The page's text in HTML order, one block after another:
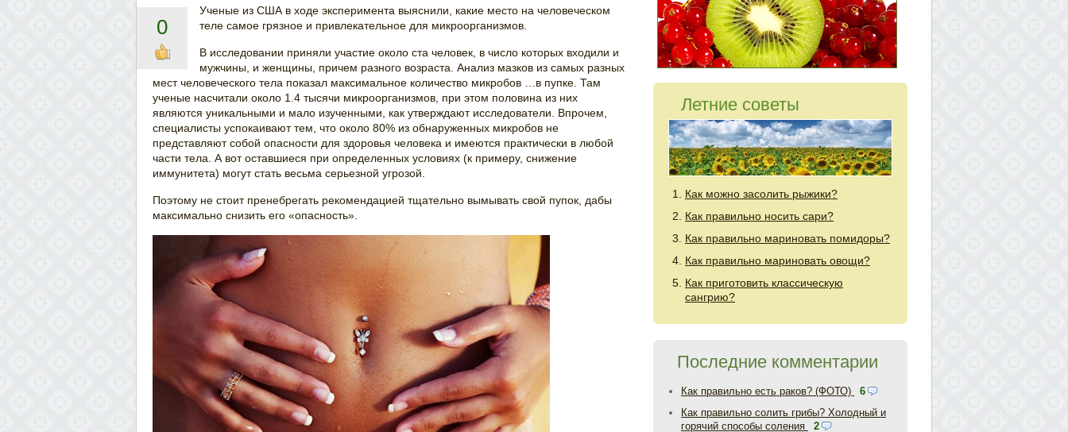
0
Ученые из США в ходе эксперимента выяснили, какие место на человеческом
теле самое грязное и привлекательное для микроорганизмов.
В исследовании приняли участие около ста человек, в число которых входили и
мужчины, и женщины, причем разного возраста. Анализ мазков из самых разных
мест человеческого тела показал максимальное количество микробов …в пупке. Там
ученые насчитали около 1.4 тысячи микроорганизмов, при этом половина из них
являются уникальными и мало изученными, как утверждают исследователи. Впрочем,
специалисты успокаивают тем, что около 80% из обнаруженных микробов не
представляют собой опасности для здоровья человека и имеются практически в любой
части тела. А вот оставшиеся при определенных условиях (к примеру, снижение
иммунитета) могут стать весьма серьезной угрозой.
Поэтому не стоит пренебрегать рекомендацией тщательно вымывать свой пупок, дабы
максимально снизить его «опасность».
Летние советы
Как можно засолить рыжики?
Как правильно носить сари?
Как правильно мариновать помидоры?
Как правильно мариновать овощи?
Как приготовить классическую
сангрию?
Последние комментарии
Как правильно есть раков? (ФОТО)
6
Как правильно солить грибы? Холодный и
горячий способы соления
2